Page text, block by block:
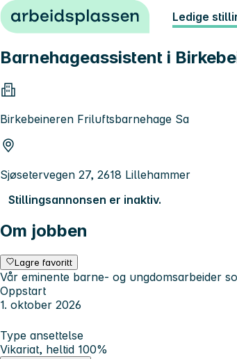
Hopp til innhold Ledige
Barnehageassistent i
Birkebeineren Friluftsbarnehage Sa
Sjøsetervegen 27, 2618 Lillehammer
Stillingsannonsen er inaktiv.
Om jobben
Lagre favoritt
Vår eminente barne- og ungdomsarbeider
Oppstart
1. oktober 2026
Type ansettelse
Vikariat, heltid 100%